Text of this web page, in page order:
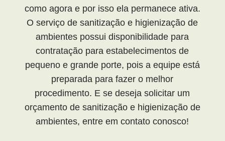
como agora e por isso ela permanece ativa.
O serviço de sanitização e higienização de
ambientes possui disponibilidade para
contratação para estabelecimentos de
pequeno e grande porte, pois a equipe está
preparada para fazer o melhor
procedimento. E se deseja solicitar um
orçamento de sanitização e higienização de
ambientes, entre em contato conosco!